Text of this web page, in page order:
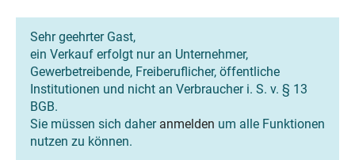
Sehr geehrter Gast,
ein Verkauf erfolgt nur an Unternehmer,
Gewerbetreibende, Freiberuflicher, öffentliche
Institutionen und nicht an Verbraucher i. S. v. § 13
BGB.
Sie müssen sich daher anmelden um alle Funktionen
nutzen zu können.